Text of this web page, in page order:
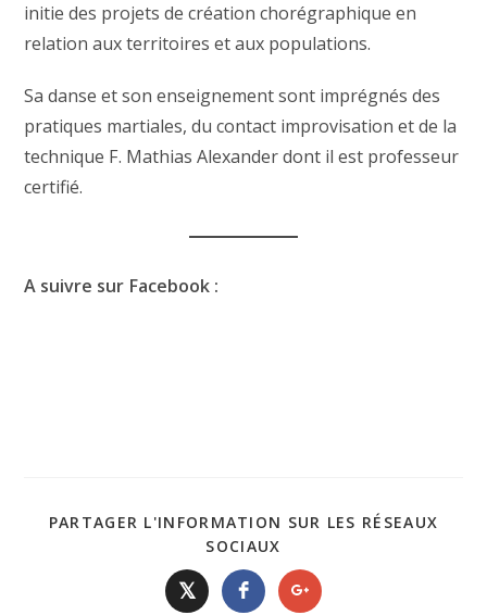
initie des projets de création chorégraphique en
relation aux territoires et aux populations.
Sa danse et son enseignement sont imprégnés des
pratiques martiales, du contact improvisation et de la
technique F. Mathias Alexander dont il est professeur
certifié.
A suivre sur Facebook :
PARTAGER L'INFORMATION SUR LES RÉSEAUX
SOCIAUX
𝕏